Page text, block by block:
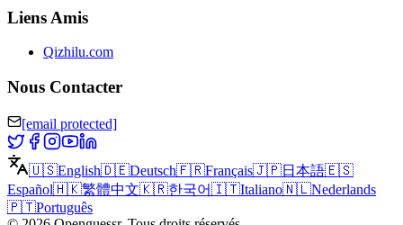
Liens Amis
Qizhilu.com
Nous Contacter
[email protected]
🇺🇸English🇩🇪Deutsch🇫🇷Français🇯🇵日本語🇪🇸
Español🇭🇰繁體中文🇰🇷한국어🇮🇹Italiano🇳🇱Nederlands
🇵🇹Português